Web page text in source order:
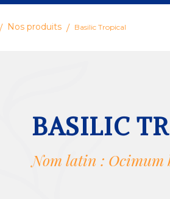
Nos produits Basilic Tropical
BASILIC
Nom latin : Ocimum